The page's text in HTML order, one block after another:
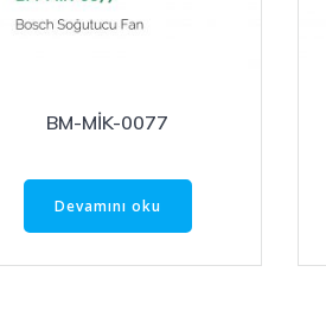
BM-MİK-0077
Devamını oku